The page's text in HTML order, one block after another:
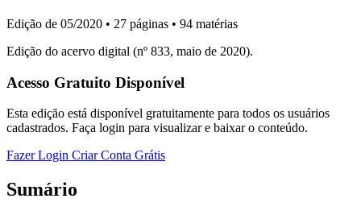
Edição de 05/2020 • 27 páginas • 94 matérias
Edição do acervo digital (nº 833, maio de 2020).
Acesso Gratuito Disponível
Esta edição está disponível gratuitamente para todos os usuários
cadastrados. Faça login para visualizar e baixar o conteúdo.
Fazer Login Criar Conta Grátis
Sumário